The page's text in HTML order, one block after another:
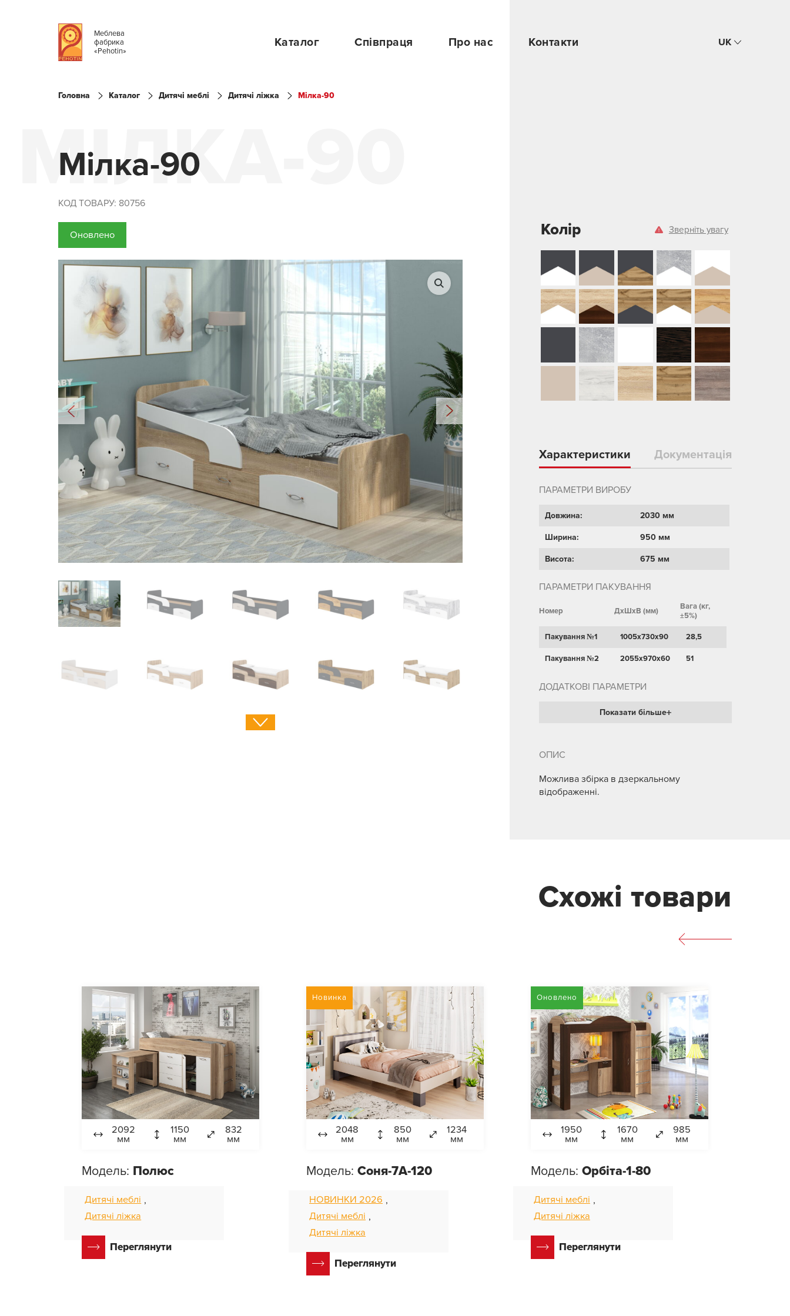
Меблева
фабрика
«Pehotin»
Каталог Співпраця Про нас Контакти UK
Головна Каталог Дитячі меблі Дитячі ліжка Мілка-90
Мілка-90
МІЛКА-90
КОД ТОВАРУ: 80756
Оновлено Зверніть увагу
Колір
Характеристики Документація
ПАРАМЕТРИ ВИРОБУ
Довжина: 2030 мм
Ширина: 950 мм
Висота: 675 мм
ПАРАМЕТРИ ПАКУВАННЯ
Номер ДхШхВ (мм)
Вага (кг,
±5%)
Пакування №1 1005х730х90 28,5
Пакування №2 2055х970х60 51
ДОДАТКОВІ ПАРАМЕТРИ
Показати більше
ОПИС
Можлива збірка в дзеркальному
відображенні.
Схожі товари
2092
мм
1150
мм
832
мм
Модель: Полюс
Дитячі меблі ,
Дитячі ліжка
Переглянути
Новинка
2048
мм
850
мм
1234
мм
Модель:Соня-7А-120
НОВИНКИ 2026 ,
Дитячі меблі ,
Дитячі ліжка
Переглянути
Оновлено
1950
мм
1670
мм
985
мм
Модель: Орбіта-1-80
Дитячі меблі ,
Дитячі ліжка
Переглянути